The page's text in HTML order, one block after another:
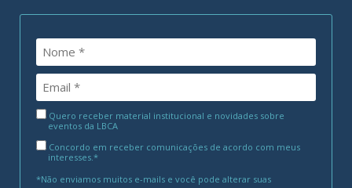
Quero receber material institucional e novidades sobre
eventos da LBCA
Concordo em receber comunicações de acordo com meus
interesses.*
*Não enviamos muitos e-mails e você pode alterar suas